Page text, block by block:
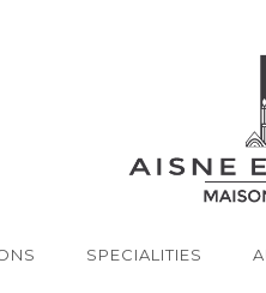
SPECIALITIES